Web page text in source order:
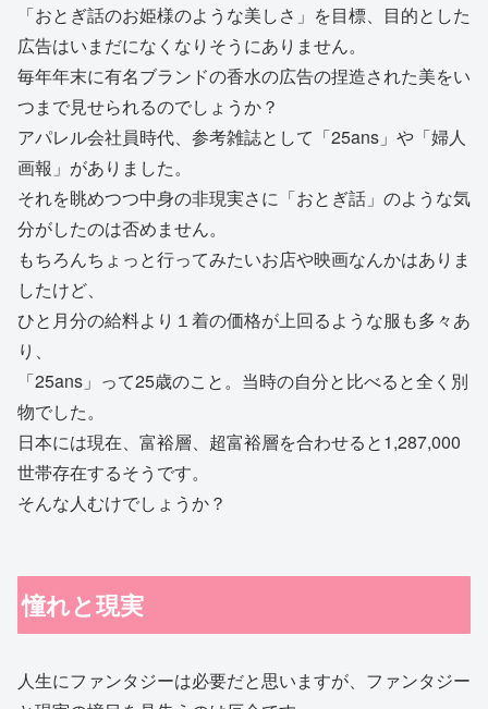
「おとぎ話のお姫様のような美しさ」を目標、目的とした
広告はいまだになくなりそうにありません。
毎年年末に有名ブランドの香水の広告の捏造された美をい
つまで見せられるのでしょうか？
アパレル会社員時代、参考雑誌として「25ans」や「婦人
画報」がありました。
それを眺めつつ中身の非現実さに「おとぎ話」のような気
分がしたのは否めません。
もちろんちょっと行ってみたいお店や映画なんかはありま
したけど、
ひと月分の給料より１着の価格が上回るような服も多々あ
り、
「25ans」って25歳のこと。当時の自分と比べると全く別
物でした。
日本には現在、富裕層、超富裕層を合わせると1,287,000
世帯存在するそうです。
そんな人むけでしょうか？
憧れと現実
人生にファンタジーは必要だと思いますが、ファンタジー